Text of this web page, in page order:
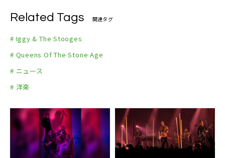
Related Tags 関連タグ
# Iggy & The Stooges
# Queens Of The Stone Age
# ニュース
# 洋楽